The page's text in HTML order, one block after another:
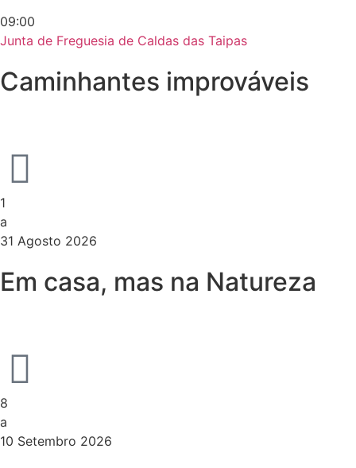
09:00
Junta de Freguesia de Caldas das Taipas
Caminhantes improváveis
1
a
31 Agosto 2026
Em casa, mas na Natureza
8
a
10 Setembro 2026